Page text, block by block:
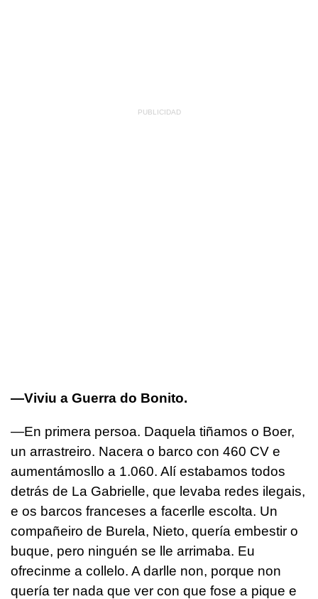
—Viviu a Guerra do Bonito.
—En primera persoa. Daquela tiñamos o Boer,
un arrastreiro. Nacera o barco con 460 CV e
aumentámosllo a 1.060. Alí estabamos todos
detrás de La Gabrielle, que levaba redes ilegais,
e os barcos franceses a facerlle escolta. Un
compañeiro de Burela, Nieto, quería embestir o
buque, pero ninguén se lle arrimaba. Eu
ofrecinme a collelo. A darlle non, porque non
quería ter nada que ver con que fose a pique e